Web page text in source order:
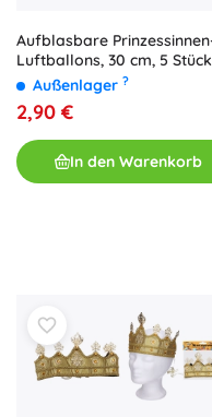
Aufblasbare
Luftballons, 30 cm, 5 Stück
Außenlager ?
2,90 €
In den Warenkorb